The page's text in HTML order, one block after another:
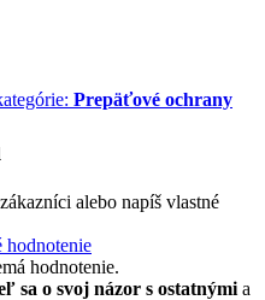
Prepäťové ochrany
alebo napíš vlastné
hodnotenie
hodnotenie.
sa o svoj názor s ostatnými a